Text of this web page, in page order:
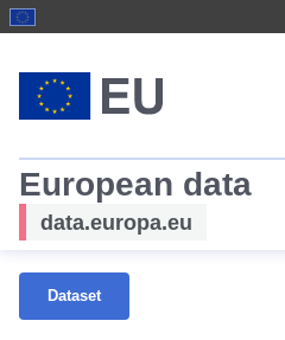
European data
data.europa.eu
Dataset